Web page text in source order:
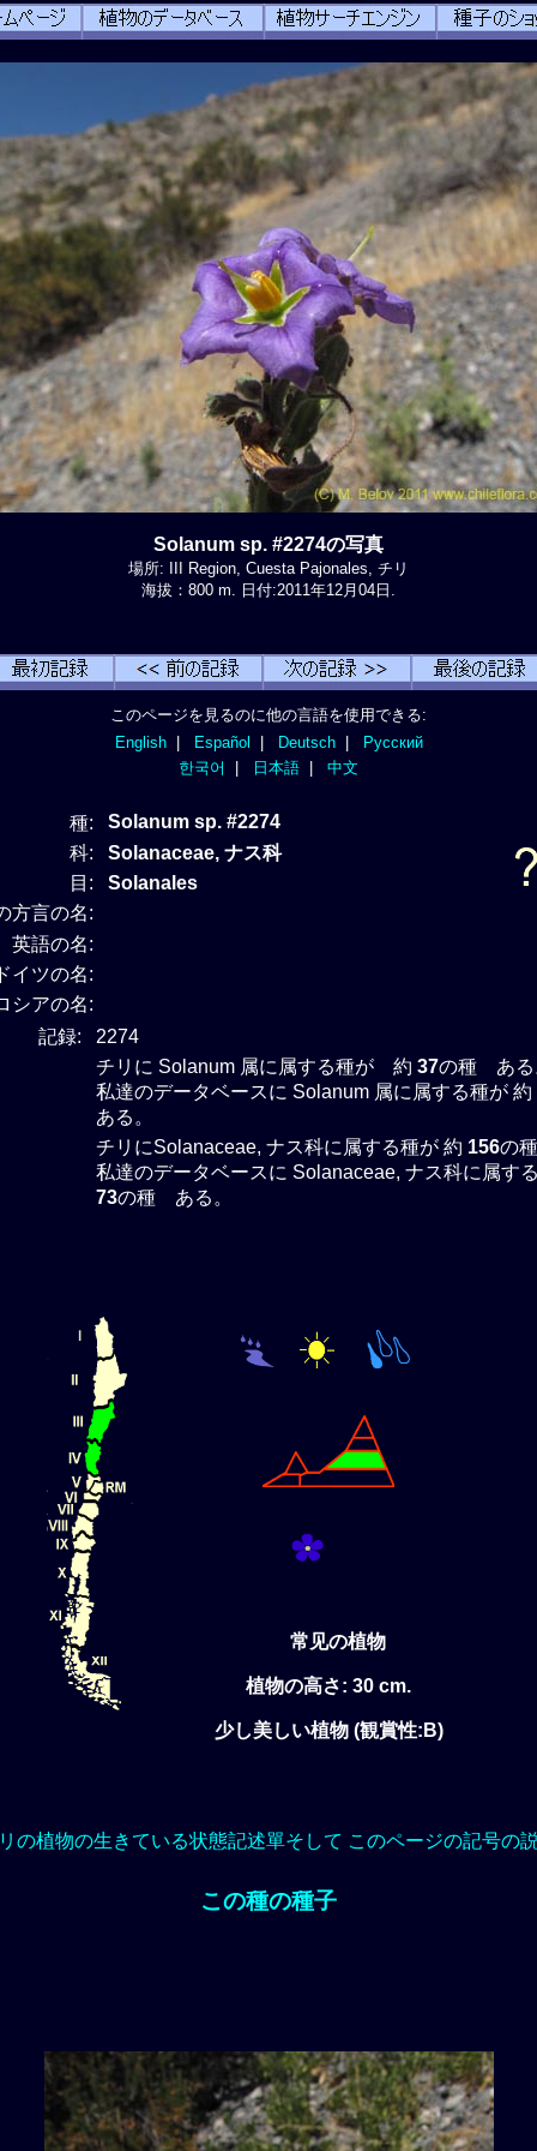
Solanum sp. #2274の写真
場所: III Region, Cuesta Pajonales, チリ
海拔：800 m. 日付:2011年12月04日.
このページを見るのに他の言語を使用できる:
English| Español Deutsch|
Русский
한국어
日本語 中文
種:
Solanum sp. #2274
科:
Solanaceae, ナス科
目:
Solanales
方言の名:
英語の名:
イツの名:
シアの名:
記録:
2274
チリに Solanum 属に属する種が 約 37の種 ある
私達のデータベースに Solanum 属に属する種が 約
ある。
チリにSolanaceae, ナス科に属する種が 約 156の
私達のデータベースに Solanaceae, ナス科に属す
73の種 ある。
常见の植物
植物の高さ: 30 cm.
少し美しい植物 (観賞性:B)
の植物の生きている状態記述單そして このページの記号の
この種の種子